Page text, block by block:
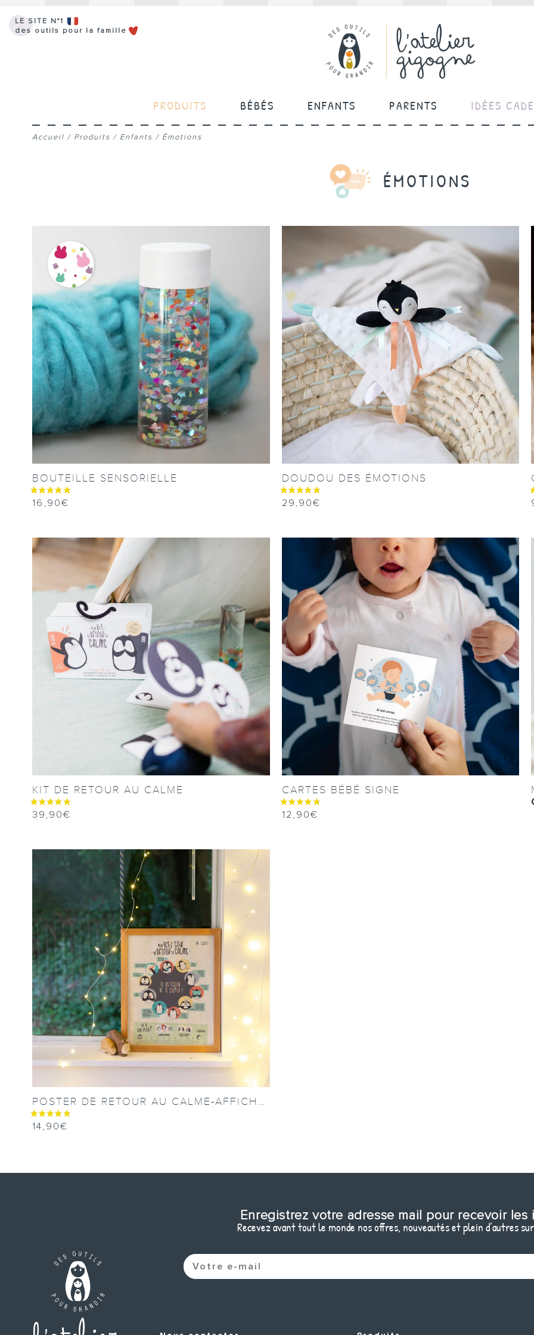
PRODUITS BÉBÉS ENFANTS PARENTS IDÉES
LE SITE N°1
des outils pour la famille
Accueil / Produits / Enfants / Émotions
ÉMOTIONS
BOUTEILLE SENSORIELLE
16,90€
DOUDOU DES ÉMOTIONS
29,90€
KIT DE RETOUR AU CALME
39,90€
CARTES BÉBÉ SIGNE
12,90€
POSTER DE RETOUR AU CALME-AFFICHE DES ÉMOTIONS
14,90€
Enregistrez votre adresse mail pour recevoir les
Recevez avant tout le monde nos offres, nouveautés et plein d’autres